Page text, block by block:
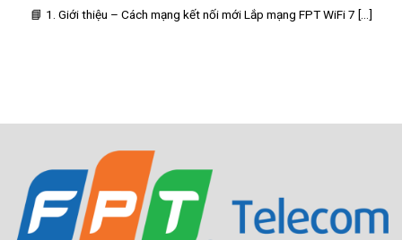
📘 1. Giới thiệu – Cách mạng kết nối mới Lắp mạng FPT WiFi 7 [...]